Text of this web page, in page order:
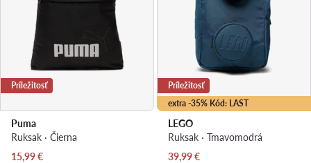
Príležitosť
Puma
Ruksak · Čierna
Aktuálna cena
15,99€
extra -35% Kód: LAST
Príležitosť
LEGO
Ruksak · Tmavomodrá
Aktuálna cena
39,99€